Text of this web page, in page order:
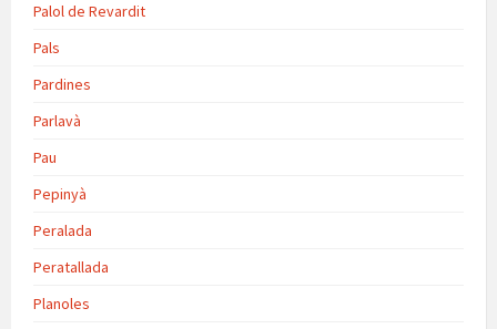
Palol de Revardit
Pals
Pardines
Parlavà
Pau
Pepinyà
Peralada
Peratallada
Planoles